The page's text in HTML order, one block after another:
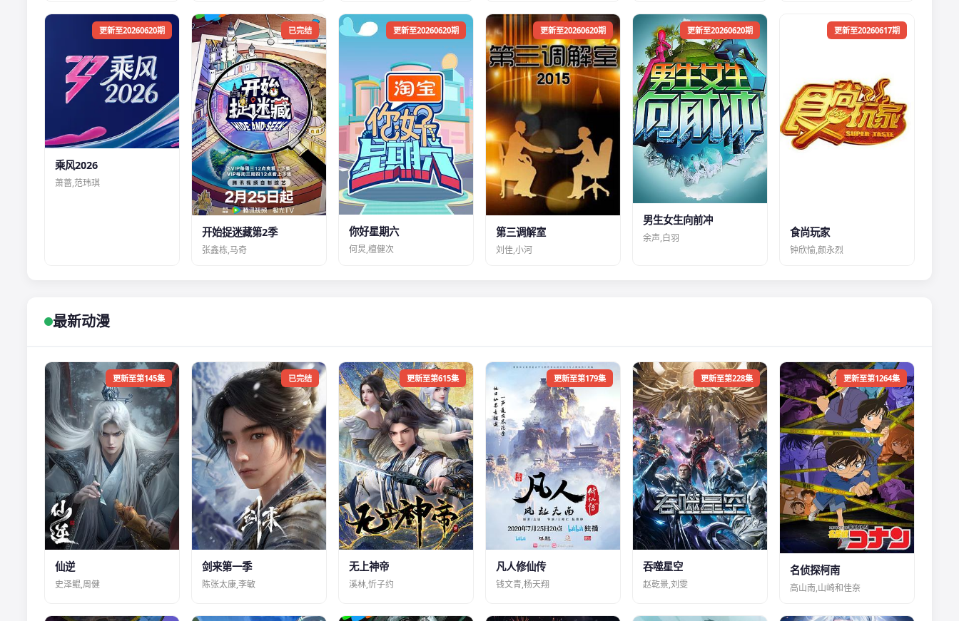
更新至20260620期
乘风2026
萧蔷,范玮琪
已完结
开始捉迷藏第2季
张鑫栋,马奇
更新至20260620期
你好星期六
何炅,檀健次
更新至20260620期
第三调解室
刘佳,小河
更新至20260620期
男生女生向前冲
余声,白羽
更新至20260617期
食尚玩家
钟欣愉,颜永烈
最新动漫
更新至第145集
仙逆
史泽鲲,周健
已完结
剑来第一季
陈张太康,李敏
更新至第615集
无上神帝
溪林,忻子约
更新至第179集
凡人修仙传
钱文青,杨天翔
更新至第228集
吞噬星空
赵乾景,刘雯
更新至第1264集
名侦探柯南
高山南,山崎和佳奈